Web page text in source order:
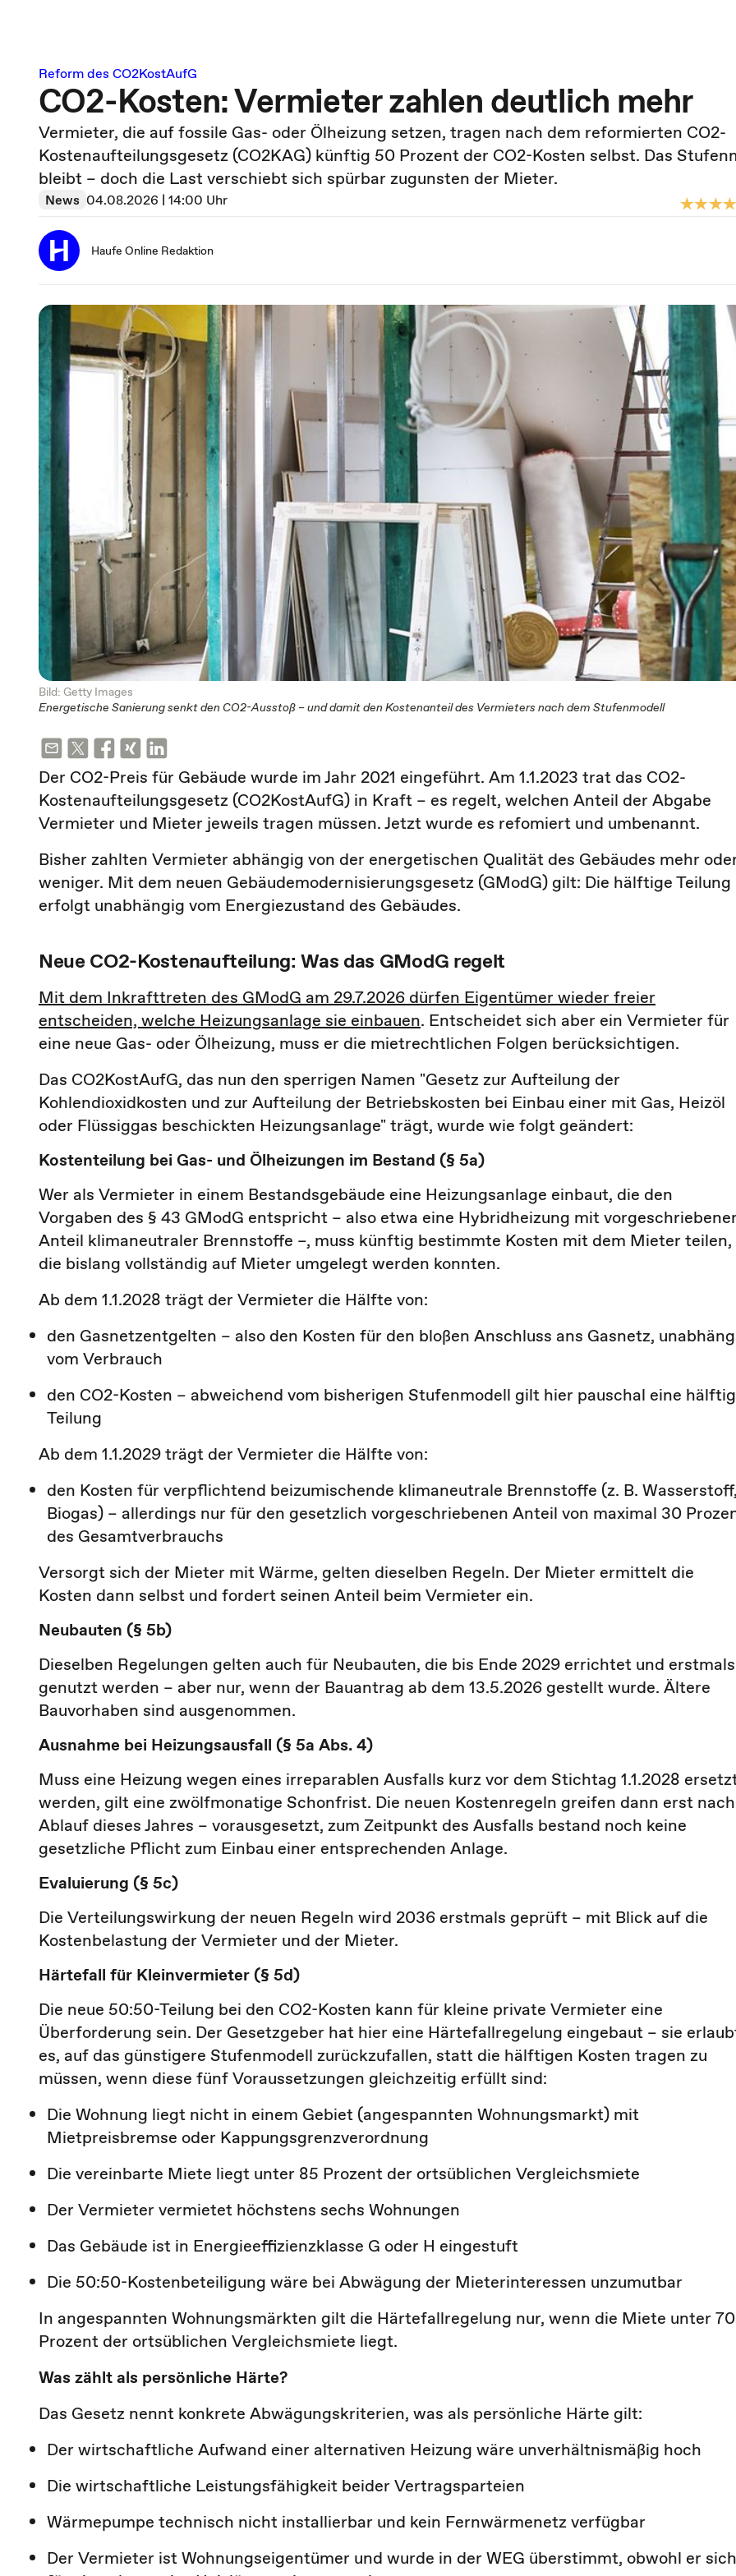
Reform des CO2KostAufG
CO2-Kosten: Vermieter zahlen deutlich mehr
Vermieter, die auf fossile Gas- oder Ölheizung setzen, tragen nach dem reformierten CO2-
Kostenaufteilungsgesetz (CO2KAG) künftig 50 Prozent der CO2-Kosten selbst. Das
bleibt – doch die Last verschiebt sich spürbar zugunsten der Mieter.
News 04.08.2026 | 14:00 Uhr
Haufe Online Redaktion
Bild: Getty Images
Energetische Sanierung senkt den CO2-Ausstoß – und damit den Kostenanteil des Vermieters nach dem Stufenmodell
Der CO2-Preis für Gebäude wurde im Jahr 2021 eingeführt. Am 1.1.2023 trat das CO2-
Kostenaufteilungsgesetz (CO2KostAufG) in Kraft – es regelt, welchen Anteil der Abgabe
Vermieter und Mieter jeweils tragen müssen. Jetzt wurde es refomiert und umbenannt.
Bisher zahlten Vermieter abhängig von der energetischen Qualität des Gebäudes mehr
weniger. Mit dem neuen Gebäudemodernisierungsgesetz (GModG) gilt: Die hälftige Teilung
erfolgt unabhängig vom Energiezustand des Gebäudes.
Neue CO2-Kostenaufteilung: Was das GModG regelt
Mit dem Inkrafttreten des GModG am 29.7.2026 dürfen Eigentümer wieder freier
entscheiden, welche Heizungsanlage sie einbauen. Entscheidet sich aber ein Vermieter für
eine neue Gas- oder Ölheizung, muss er die mietrechtlichen Folgen berücksichtigen.
Das CO2KostAufG, das nun den sperrigen Namen "Gesetz zur Aufteilung der
Kohlendioxidkosten und zur Aufteilung der Betriebskosten bei Einbau einer mit Gas, Heizöl
oder Flüssiggas beschickten Heizungsanlage" trägt, wurde wie folgt geändert:
Kostenteilung bei Gas- und Ölheizungen im Bestand (§ 5a)
Wer als Vermieter in einem Bestandsgebäude eine Heizungsanlage einbaut, die den
Vorgaben des § 43 GModG entspricht – also etwa eine Hybridheizung mit
Anteil klimaneutraler Brennstoffe –, muss künftig bestimmte Kosten mit dem Mieter teilen,
die bislang vollständig auf Mieter umgelegt werden konnten.
Ab dem 1.1.2028 trägt der Vermieter die Hälfte von:
den Gasnetzentgelten – also den Kosten für den bloßen Anschluss ans Gasnetz,
vom Verbrauch
den CO2-Kosten – abweichend vom bisherigen Stufenmodell gilt hier pauschal eine
Teilung
Ab dem 1.1.2029 trägt der Vermieter die Hälfte von:
den Kosten für verpflichtend beizumischende klimaneutrale Brennstoffe (z. B. Wasserstoff,
Biogas) – allerdings nur für den gesetzlich vorgeschriebenen Anteil von maximal 30
des Gesamtverbrauchs
Versorgt sich der Mieter mit Wärme, gelten dieselben Regeln. Der Mieter ermittelt die
Kosten dann selbst und fordert seinen Anteil beim Vermieter ein.
Neubauten (§ 5b)
Dieselben Regelungen gelten auch für Neubauten, die bis Ende 2029 errichtet und erstmals
genutzt werden – aber nur, wenn der Bauantrag ab dem 13.5.2026 gestellt wurde. Ältere
Bauvorhaben sind ausgenommen.
Ausnahme bei Heizungsausfall (§ 5a Abs. 4)
Muss eine Heizung wegen eines irreparablen Ausfalls kurz vor dem Stichtag 1.1.2028
werden, gilt eine zwölfmonatige Schonfrist. Die neuen Kostenregeln greifen dann erst nach
Ablauf dieses Jahres – vorausgesetzt, zum Zeitpunkt des Ausfalls bestand noch keine
gesetzliche Pflicht zum Einbau einer entsprechenden Anlage.
Evaluierung (§ 5c)
Die Verteilungswirkung der neuen Regeln wird 2036 erstmals geprüft – mit Blick auf die
Kostenbelastung der Vermieter und der Mieter.
Härtefall für Kleinvermieter (§ 5d)
Die neue 50:50-Teilung bei den CO2-Kosten kann für kleine private Vermieter eine
Überforderung sein. Der Gesetzgeber hat hier eine Härtefallregelung eingebaut – sie
es, auf das günstigere Stufenmodell zurückzufallen, statt die hälftigen Kosten tragen zu
müssen, wenn diese fünf Voraussetzungen gleichzeitig erfüllt sind:
Die Wohnung liegt nicht in einem Gebiet (angespannten Wohnungsmarkt) mit
Mietpreisbremse oder Kappungsgrenzverordnung
Die vereinbarte Miete liegt unter 85 Prozent der ortsüblichen Vergleichsmiete
Der Vermieter vermietet höchstens sechs Wohnungen
Das Gebäude ist in Energieeffizienzklasse G oder H eingestuft
Die 50:50-Kostenbeteiligung wäre bei Abwägung der Mieterinteressen unzumutbar
In angespannten Wohnungsmärkten gilt die Härtefallregelung nur, wenn die Miete unter 70
Prozent der ortsüblichen Vergleichsmiete liegt.
Was zählt als persönliche Härte?
Das Gesetz nennt konkrete Abwägungskriterien, was als persönliche Härte gilt:
Der wirtschaftliche Aufwand einer alternativen Heizung wäre unverhältnismäßig hoch
Die wirtschaftliche Leistungsfähigkeit beider Vertragsparteien
Wärmepumpe technisch nicht installierbar und kein Fernwärmenetz verfügbar
Der Vermieter ist Wohnungseigentümer und wurde in der WEG überstimmt, obwohl er sich